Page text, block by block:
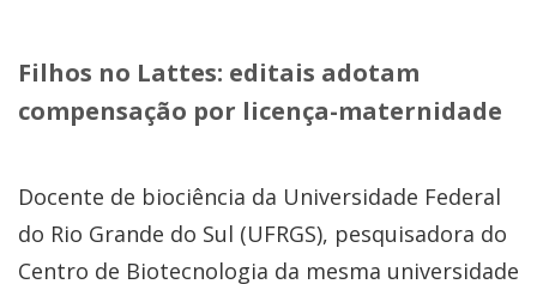
Filhos no Lattes: editais adotam
compensação por licença-maternidade
Docente de biociência da Universidade Federal
do Rio Grande do Sul (UFRGS), pesquisadora do
Centro de Biotecnologia da mesma universidade